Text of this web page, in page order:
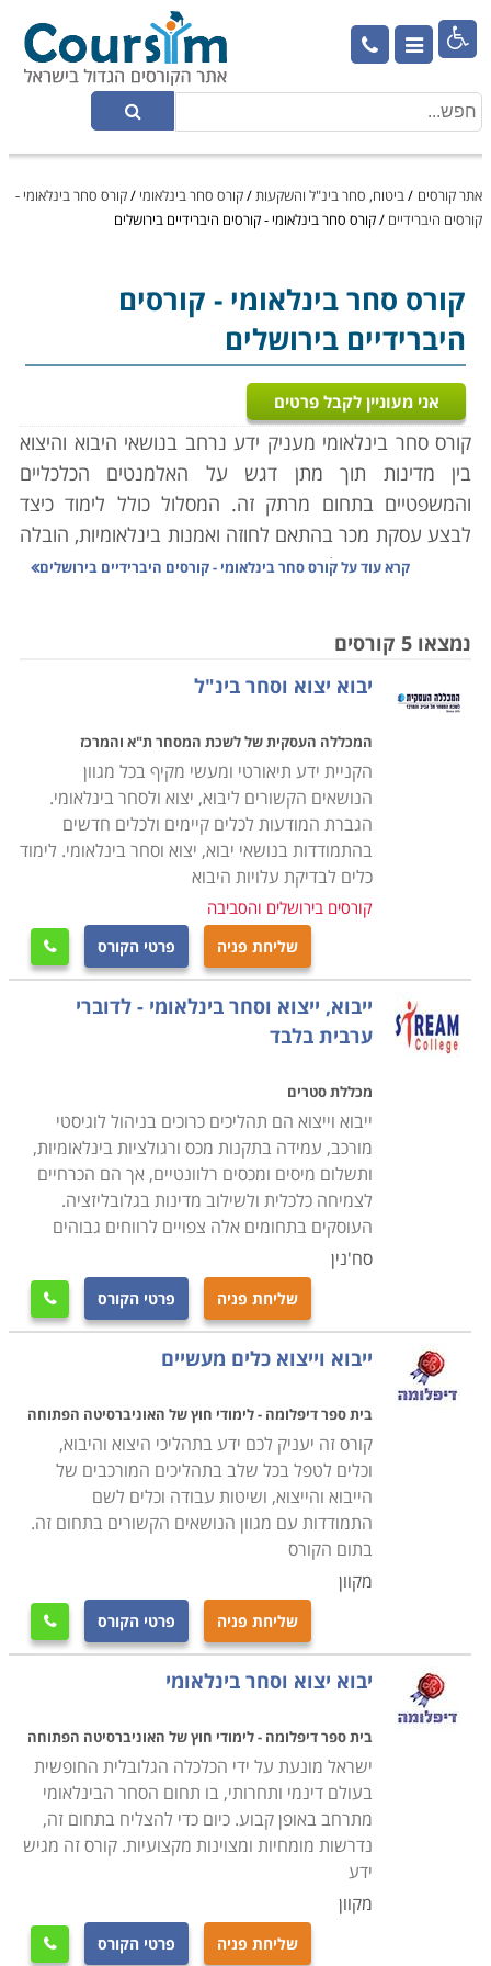

אתר קורסים /ביטוח, סחר בינ"ל והשקעות/קורס סחר בינלאומי /קורס סחר בינלאומי -
קורסים היברידיים /קורס סחר בינלאומי - קורסים היברידיים בירושלים
קורס סחר בינלאומי - קורסים
היברידיים בירושלים
אני מעוניין לקבל פרטים
קורס סחר בינלאומי מעניק ידע נרחב בנושאי היבוא והיצוא
בין מדינות תוך מתן דגש על האלמנטים הכלכליים
והמשפטיים בתחום מרתק זה. המסלול כולל לימוד כיצד
לבצע עסקת מכר בהתאם לחוזה ואמנות בינלאומיות, הובלה
אווירית וימית וההליכים המורכבים הכרוכים בביצוע עסקאות
להכיר את שיטות הסחר הבינלאומיות ויכולים לשמש במספר
עמדות מפתח בתחום זה, כאשר מדובר בקורס מקצועי
ביותר, אשר מעניק את כל הידע הדרוש כדי לעסוק בתחום
בחברות ציבוריות ופרטיות כאחד. הכלכלה הבינלאומית
המודרנית והגלובלית מתאפיינת בסחר בינלאומי מקיף
ביותר. סחורות משונעות בין ארצות, יבשות, אוקיינוסים
ולקוחות במהירות וביעילות, כאשר עלויות השילוח הולכות
ומצטמצמות. בנגזרת מכך, כל פעילות כלכלית שהיא,
מתקיימת קודם כל היכן שנמצא יתרון יחסי לקיומה.
כדוגמה לכך, אם פעם התקיימו למשל בארצנו חקלאות
נרחבת ותעשיית טקסטיל משגשגת, הרי שכיום קל ופשוט
יותר לרכוש ולייבא בזול מוצרים חקלאיים ממדינות בהן
משאבי הקרקע והמים שופעים וזמינים יותר מאשר אצלנו.
גם את הבגדים אולי אפשר עדיין לעצב בארץ, אבל את
מלאכת התפירה והייצור כלכלי יותר לבצע במדינות בהן כוח
האדם זול יותר, ויבטיח מוצרים בעלות אטרקטיבית יותר
ללקוח. בכלכלה הישנה אמנם התקיימו תנאים אלו גם פעם,
אלא שמכסים מקומיים שימשו להגנת התוצרת המקומית
והכלכלה המתוכננת. כיום חתומה המדינה על שלל הסכמים
בינלאומיים שמטרתם היא לפתוח את השוק לייבוא, וכך גם
לסייע לייצוא המקביל, וגם כדי לחשוף את הכלכלה המקומית
לתחרות רבה יותר, שתגרום להתייעלות מצידה והוזלת
הסחורות ללקוח.
הקורס מתאים לכל מי שרוצה להשתלב במקצוע שחובק
ארצות ותרבויות, מפגיש בין עולם המסחר המקומי לבינלאומי
דרך כל ההיבטים הכלכליים והמשפטיים, תוך יכולת ליצור
רשת של תקשורת ענפה עם גורמים שונים בתחום, באופן
שייעל את המערכת ויביא להצלחה ביבוא וביצוא ולרווחיות
הלימודים נמשכים תקופה קצרה ואין כל תנאי קבלה, כך
שבאמצעות קורס מקצועי ומרתק אפשר להתחיל לסלול את
הדרך לקריירה מצליחה המאפשרת השתלבות במקומות
עבודה רבים כמו גם פתיחת עסק עצמאי בתחום וזאת
בהתאם למידת ההשקעה והשאיפות שלכם.
מנהלים העוסקים בתחום עשויים ללמוד רבות במסגרת קורס
זה ולקבל כלים וידע נוספים כך שהעסק שלהם יתפקד
בצורה טובה יותר, שכן מדובר במסלול לימוד מקיף ומעשיר
ביותר, שתועלתו בכלכלה המודרנית היא רבה מאוד.
בין השאר ניתן למצוא בקטגוריה זו מסלולי הכשרה כפקידי
ועמילי מכס, כאנשי מערך יבוא ויצוא מומחים בחברות, וגם
קרא עוד עלקורס סחר בינלאומי - קורסים היברידיים בירושלים
נמצאו 5 קורסים
יבוא יצוא וסחר בינ"ל
המכללה העסקית של לשכת המסחר ת"א והמרכז
הקניית ידע תיאורטי ומעשי מקיף בכל מגוון
הנושאים הקשורים ליבוא, יצוא ולסחר בינלאומי.
הגברת המודעות לכלים קיימים ולכלים חדשים
בהתמודדות בנושאי יבוא, יצוא וסחר בינלאומי. לימוד
כלים לבדיקת עלויות היבוא
קורסים בירושלים והסביבה
שליחת פניה פרטי הקורס 
ייבוא, ייצוא וסחר בינלאומי - לדוברי
ערבית בלבד
מכללת סטרים
ייבוא וייצוא הם תהליכים כרוכים בניהול לוגיסטי
מורכב, עמידה בתקנות מכס ורגולציות בינלאומיות,
ותשלום מיסים ומכסים רלוונטיים, אך הם הכרחיים
לצמיחה כלכלית ולשילוב מדינות בגלובליזציה.
העוסקים בתחומים אלה צפויים לרווחים גבוהים
סח'נין
שליחת פניה פרטי הקורס 
ייבוא וייצוא כלים מעשיים
בית ספר דיפלומה - לימודי חוץ של האוניברסיטה הפתוחה
קורס זה יעניק לכם ידע בתהליכי היצוא והיבוא,
וכלים לטפל בכל שלב בתהליכים המורכבים של
הייבוא והייצוא, ושיטות עבודה וכלים לשם
התמודדות עם מגוון הנושאים הקשורים בתחום זה.
בתום הקורס
מקוון
שליחת פניה פרטי הקורס 
יבוא יצוא וסחר בינלאומי
בית ספר דיפלומה - לימודי חוץ של האוניברסיטה הפתוחה
ישראל מונעת על ידי הכלכלה הגלובלית החופשית
בעולם דינמי ותחרותי, בו תחום הסחר הבינלאומי
מתרחב באופן קבוע. כיום כדי להצליח בתחום זה,
נדרשות מומחיות ומצוינות מקצועיות. קורס זה מגיש
ידע
מקוון
שליחת פניה פרטי הקורס 